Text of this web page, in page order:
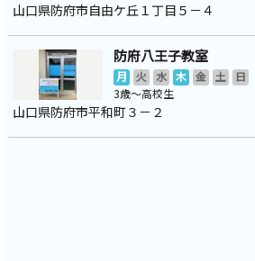
山口県防府市自由ケ丘１丁目５－４
防府八王子教室
月 火 水 木 金 土
日
3歳～高校生
山口県防府市平和町３－２